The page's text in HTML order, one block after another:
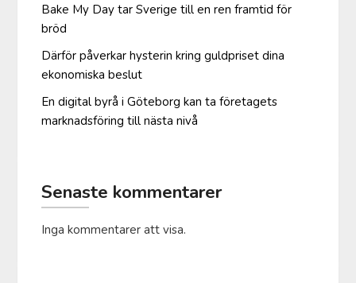
Bake My Day tar Sverige till en ren framtid för
bröd
Därför påverkar hysterin kring guldpriset dina
ekonomiska beslut
En digital byrå i Göteborg kan ta företagets
marknadsföring till nästa nivå
Senaste kommentarer
Inga kommentarer att visa.